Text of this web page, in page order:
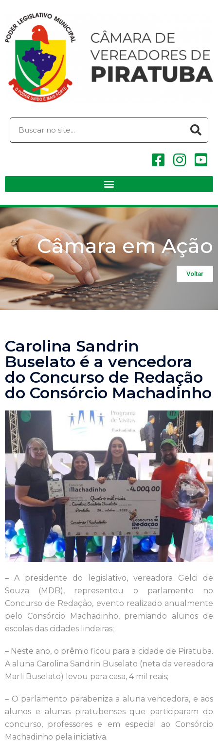
Câmara em Ação
Voltar
Carolina Sandrin
Buselato é a vencedora
do Concurso de Redação
do Consórcio Machadinho
– A presidente do legislativo, vereadora Gelci de
Souza (MDB), representou o parlamento no
Concurso de Redação, evento realizado anualmente
pelo Consórcio Machadinho, premiando alunos de
escolas das cidades lindeiras;
– Neste ano, o prêmio ficou para a cidade de Piratuba.
A aluna Carolina Sandrin Buselato (neta da vereadora
Marli Buselato) levou para casa, 4 mil reais;
– O parlamento parabeniza a aluna vencedora, e aos
alunos e alunas piratubenses que participaram do
concurso, professores e em especial ao Consórcio
Machadinho pela iniciativa.